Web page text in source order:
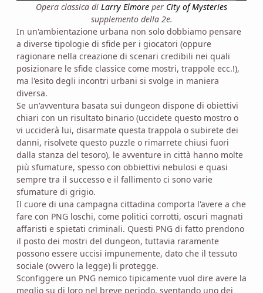
Opera classica di Larry Elmore per City of Mysteries
supplemento della 2e.
In un'ambientazione urbana non solo dobbiamo pensare
a diverse tipologie di sfide per i giocatori (oppure
ragionare nella creazione di scenari credibili nei quali
posizionare le sfide classice come mostri, trappole ecc.!),
ma l'esito degli incontri urbani si svolge in maniera
diversa.
Se un'avventura basata sui dungeon dispone di obiettivi
chiari con un risultato binario (uccidete questo mostro o
vi ucciderà lui, disarmate questa trappola o subirete dei
danni, risolvete questo puzzle o rimarrete chiusi fuori
dalla stanza del tesoro), le avventure in città hanno molte
più sfumature, spesso con obbiettivi nebulosi e quasi
sempre tra il successo e il fallimento ci sono varie
sfumature di grigio.
Il cuore di una campagna cittadina comporta l'avere a che
fare con PNG loschi, come politici corrotti, oscuri magnati
affaristi e spietati criminali. Questi PNG di fatto prendono
il posto dei mostri del dungeon, tuttavia raramente
possono essere uccisi impunemente, dato che il tessuto
sociale (ovvero la legge) li protegge.
Sconfiggere un PNG nemico tipicamente vuol dire avere la
meglio su di loro nel breve periodo, sventando uno dei